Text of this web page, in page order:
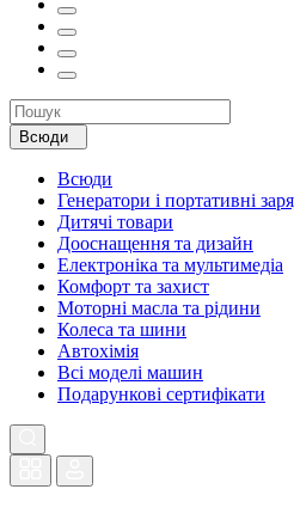
Всюди
Всюди
Генератори і портативні
Дитячі товари
Дооснащення та дизайн
Електроніка та мультимедіа
Комфорт та захист
Моторні масла та рідини
Колеса та шини
Автохімія
Всі моделі машин
Подарункові сертифікати